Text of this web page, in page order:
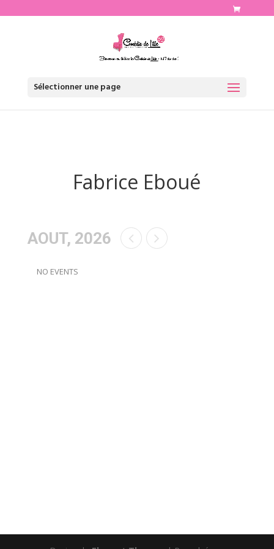
Sélectionner une page
Fabrice Eboué
AOUT, 2026
NO EVENTS